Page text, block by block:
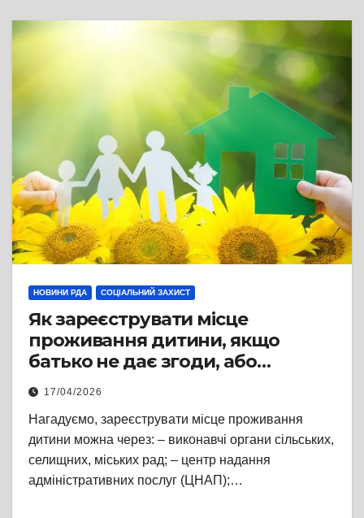
НОВИНИ РДА СОЦІАЛЬНИЙ ЗАХИСТ
Як зареєструвати місце
проживання дитини, якщо
батько не дає згоди, або
знаходиться за кордоном і з ним
втрачені всі контакти
17/04/2026
Нагадуємо, зареєструвати місце проживання
дитини можна через: – виконавчі органи сільських,
селищних, міських рад; – центр надання
адміністративних послуг (ЦНАП);…